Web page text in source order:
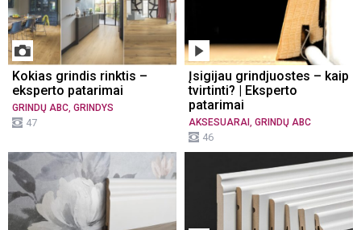
Kokias grindis rinktis –
eksperto patarimai
GRINDŲ ABC, GRINDYS
47
Įsigijau grindjuostes – kaip
tvirtinti? | Eksperto
patarimai
AKSESUARAI , GRINDŲ ABC
46